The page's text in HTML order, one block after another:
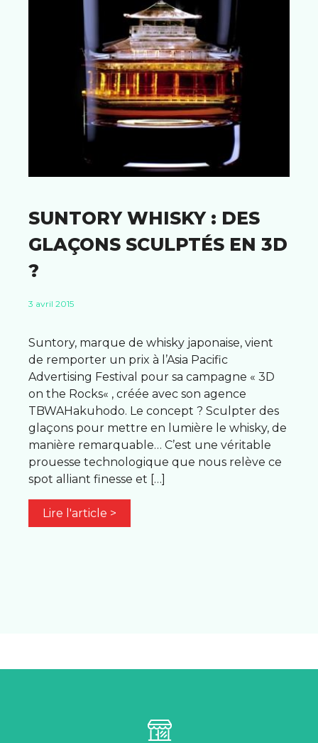
SUNTORY WHISKY : DES
GLAÇONS SCULPTÉS EN 3D
?
3 avril 2015
Suntory, marque de whisky japonaise, vient
de remporter un prix à l’Asia Pacific
Advertising Festival pour sa campagne « 3D
on the Rocks« , créée avec son agence
TBWAHakuhodo. Le concept ? Sculpter des
glaçons pour mettre en lumière le whisky, de
manière remarquable… C’est une véritable
prouesse technologique que nous relève ce
spot alliant finesse et […]
Lire l'article >